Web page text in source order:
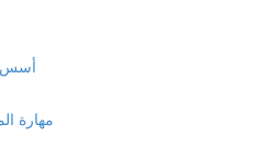
أسس
مهارة